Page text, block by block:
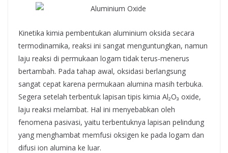
Kinetika kimia pembentukan aluminium oksida secara
termodinamika, reaksi ini sangat menguntungkan, namun
laju reaksi di permukaan logam tidak terus-menerus
bertambah. Pada tahap awal, oksidasi berlangsung
sangat cepat karena permukaan alumina masih terbuka.
Segera setelah terbentuk lapisan tipis kimia Al₂O₃ oxide,
laju reaksi melambat. Hal ini menyebabkan oleh
fenomena pasivasi, yaitu terbentuknya lapisan pelindung
yang menghambat memfusi oksigen ke pada logam dan
difusi ion alumina ke luar.